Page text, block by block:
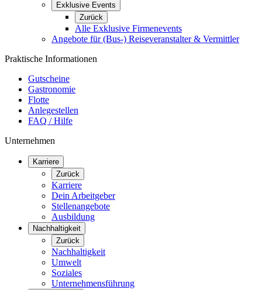
Exklusive Events
Zurück
Alle Exklusive Firmenevents
Angebote für (Bus-) Reiseveranstalter & Vermittler
Praktische Informationen
Gutscheine
Gastronomie
Flotte
Anlegestellen
FAQ / Hilfe
Unternehmen
Karriere
Zurück
Karriere
Dein Arbeitgeber
Stellenangebote
Ausbildung
Nachhaltigkeit
Zurück
Nachhaltigkeit
Umwelt
Soziales
Unternehmens­führung